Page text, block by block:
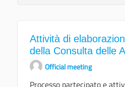
Attività di
della Consulta delle
Official meeting
Processo partecipato e